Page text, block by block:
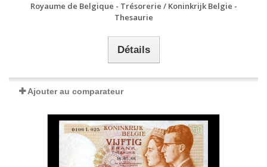
Royaume de Belgique - Trésorerie / Koninkrijk Belgie -
Thesaurie
Détails
Ajouter au comparateur